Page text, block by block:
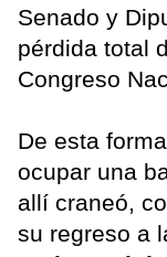
Senado y
pérdida total
Congreso
De esta
ocupar una
allí craneó,
su regreso a